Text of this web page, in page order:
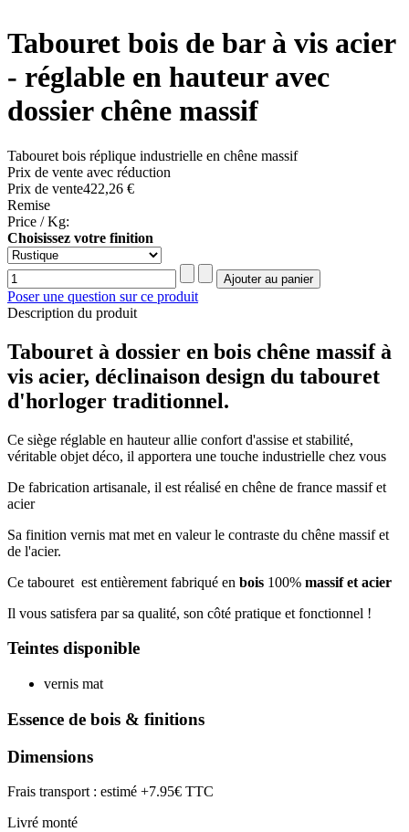
Tabouret bois de bar à vis acier
- réglable en hauteur avec
dossier chêne massif
Tabouret bois réplique industrielle en chêne massif
Prix de vente avec réduction
Prix ​​de vente422,26 €
Remise
Price / Kg:
Choisissez votre finition
Poser une question sur ce produit
Description du produit
Tabouret à dossier en bois chêne massif à
vis acier, déclinaison design du tabouret
d'horloger traditionnel.
Ce siège réglable en hauteur allie confort d'assise et stabilité,
véritable objet déco, il apportera une touche industrielle chez vous
De fabrication artisanale, il est réalisé en chêne de france massif et
acier
Sa finition vernis mat met en valeur le contraste du chêne massif et
de l'acier.
Ce tabouret est entièrement fabriqué en bois 100% massif et acier
Il vous satisfera par sa qualité, son côté pratique et fonctionnel !
Teintes disponible
vernis mat
Essence de bois & finitions
Dimensions
Frais transport : estimé +7.95€ TTC
Livré monté